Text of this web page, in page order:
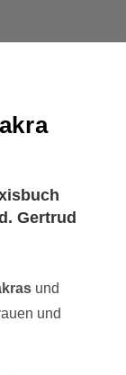
Gertrud
und
und